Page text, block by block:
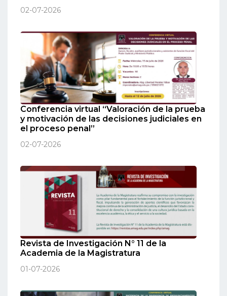
02-07-2026
Conferencia virtual “Valoración de la prueba
y motivación de las decisiones judiciales en
el proceso penal”
02-07-2026
Revista de Investigación N° 11 de la
Academia de la Magistratura
01-07-2026